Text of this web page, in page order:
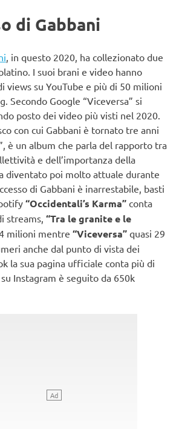
di Gabbani
, in questo 2020, ha collezionato due
I suoi brani e video hanno
views su YouTube e più di 50 milioni
Secondo Google “Viceversa” si
posto dei video più visti nel 2020.
con cui Gabbani è tornato tre anni
è un album che parla del rapporto tra
e dell’importanza della
diventato poi molto attuale durante
di Gabbani è inarrestabile, basti
“Occidentali’s Karma” conta
streams, “Tra le granite e le
milioni mentre “Viceversa” quasi 29
anche dal punto di vista dei
la sua pagina ufficiale conta più di
Instagram è seguito da 650k